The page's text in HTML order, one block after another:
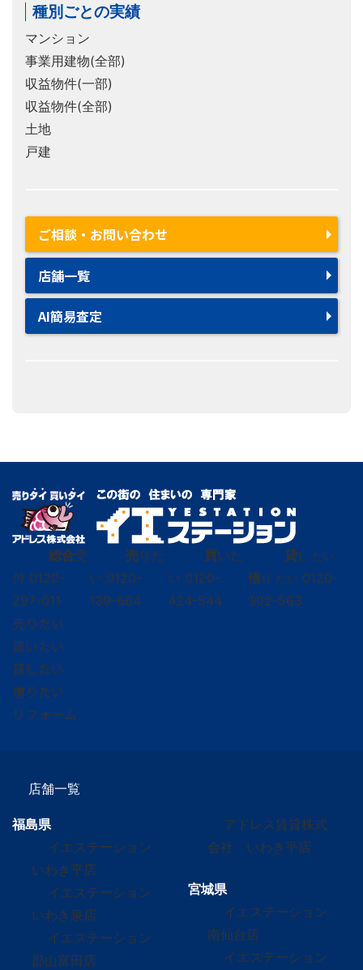
種別ごとの実績
マンション
事業用建物(全部)
収益物件(一部)
収益物件(全部)
土地
戸建
ご相談・お問い合わせ
店舗一覧
AI簡易査定
総合受
付 0120-
297-011
売りた
い 0120-
139-664
買いた
い 0120-
424-544
貸し たい
借り たい 0120-
302-563
売りたい
買いたい
貸したい
借りたい
リフォーム
店舗一覧
福島県
イエステーション
いわき平店
イエステーション
いわき泉店
イエステーション
郡山富田店
アドレス賃貸株式
会社 いわき平店
宮城県
イエステーション
南仙台店
イエステーション